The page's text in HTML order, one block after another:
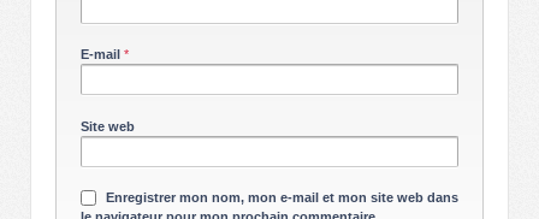
E-mail *
Site web
Enregistrer mon nom, mon e-mail et mon site web dans